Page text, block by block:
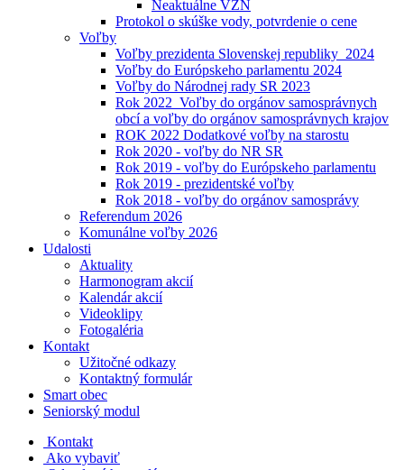
Neaktuálne VZN
Protokol o skúške vody, potvrdenie o cene
Voľby
Voľby prezidenta Slovenskej republiky_2024
Voľby do Európskeho parlamentu 2024
Voľby do Národnej rady SR 2023
Rok 2022_Voľby do orgánov samosprávnych
obcí a voľby do orgánov samosprávnych krajov
ROK 2022 Dodatkové voľby na starostu
Rok 2020 - voľby do NR SR
Rok 2019 - voľby do Európskeho parlamentu
Rok 2019 - prezidentské voľby
Rok 2018 - voľby do orgánov samosprávy
Referendum 2026
Komunálne voľby 2026
Udalosti
Aktuality
Harmonogram akcií
Kalendár akcií
Videoklipy
Fotogaléria
Kontakt
Užitočné odkazy
Kontaktný formulár
Smart obec
Seniorský modul
Kontakt
Ako vybaviť